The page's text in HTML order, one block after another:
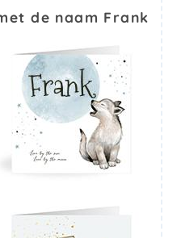
de naam Frank